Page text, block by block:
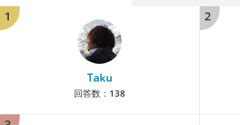
1
Taku
回答数： 138
2